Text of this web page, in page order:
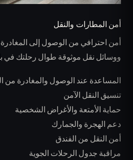
أمن المطارات والنقل
أمن احترافي من الوصول إلى
ووسائل نقل موثوقة طوال رحلتك في
المساعدة عند الوصول والمغادرة من
تنسيق النقل الآمن
حماية الأمتعة والأغراض الشخصية
دعم الهجرة والجمارك
أمن النقل من الفندق
مراقبة جدول الرحلات الجوية